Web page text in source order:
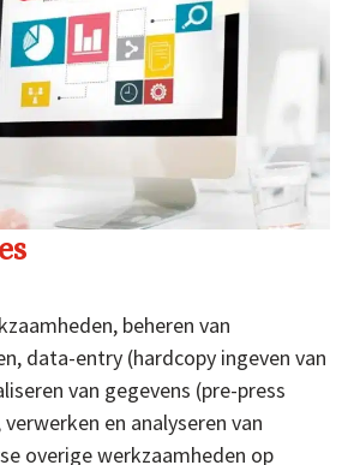
beheren van
data-entry (hardcopy ingeven van
van gegevens (pre-press
en analyseren van
overige werkzaamheden op